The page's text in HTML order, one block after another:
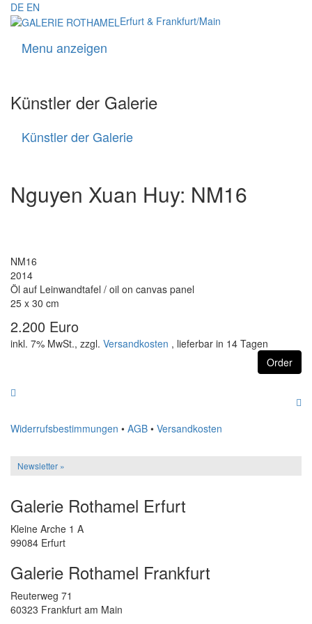
DE EN
Erfurt & Frankfurt/Main
Menu anzeigen
Künstler der Galerie
Künstler der Galerie
Nguyen Xuan Huy: NM16
NM16
2014
Öl auf Leinwandtafel / oil on canvas panel
25 x 30 cm
2.200 Euro
inkl. 7% MwSt., zzgl. Versandkosten , lieferbar in 14 Tagen
Order
Widerrufsbestimmungen • AGB • Versandkosten
Newsletter »
Galerie Rothamel Erfurt
Kleine Arche 1 A
99084 Erfurt
Galerie Rothamel Frankfurt
Reuterweg 71
60323 Frankfurt am Main